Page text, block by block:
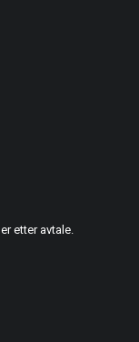
etter avtale.